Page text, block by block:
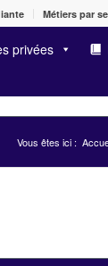
Métiers par
privées
Vous êtes ici :